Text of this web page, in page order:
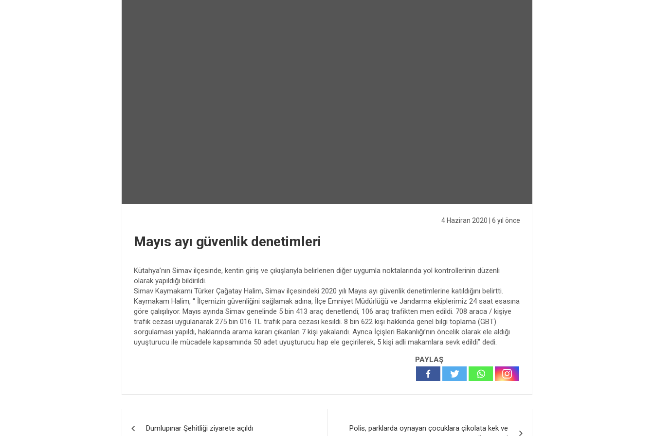
4 Haziran 2020 | 6 yıl önce
Mayıs ayı güvenlik denetimleri
Kütahya’nın Simav ilçesinde, kentin giriş ve çıkışlarıyla belirlenen diğer uygumla noktalarında yol kontrollerinin düzenli
olarak yapıldığı bildirildi.
Simav Kaymakamı Türker Çağatay Halim, Simav ilçesindeki 2020 yılı Mayıs ayı güvenlik denetimlerine katıldığını belirtti.
Kaymakam Halim, “ İlçemizin güvenliğini sağlamak adına, İlçe Emniyet Müdürlüğü ve Jandarma ekiplerimiz 24 saat esasına
göre çalışılıyor. Mayıs ayında Simav genelinde 5 bin 413 araç denetlendi, 106 araç trafikten men edildi. 708 araca / kişiye
trafik cezası uygulanarak 275 bin 016 TL trafik para cezası kesildi. 8 bin 622 kişi hakkında genel bilgi toplama (GBT)
sorgulaması yapıldı, haklarında arama kararı çıkarılan 7 kişi yakalandı. Ayrıca İçişleri Bakanlığı’nın öncelik olarak ele aldığı
uyuşturucu ile mücadele kapsamında 50 adet uyuşturucu hap ele geçirilerek, 5 kişi adli makamlara sevk edildi” dedi.
PAYLAŞ
Dumlupınar Şehitliği ziyarete açıldı
Polis, parklarda oynayan çocuklara çikolata kek ve